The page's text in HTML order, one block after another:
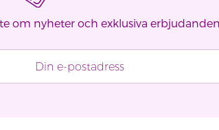
om nyheter och exklusiva erbjudanden